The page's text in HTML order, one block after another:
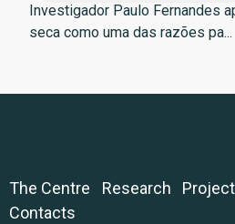
Investigador Paulo Fernandes
seca como uma das razões pa...
The Centre Research
Contacts